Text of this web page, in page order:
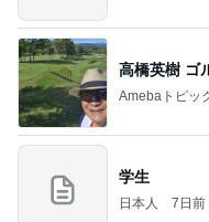
高橋英樹 ゴ
Amebaトピッ
学生
日本人 7日前